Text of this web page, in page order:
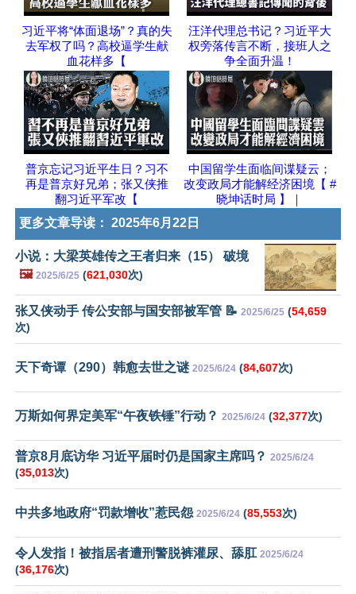
习近平将“体面退场”？真的失
去军权了吗？高校逼学生献
血花样多【
汪洋代理总书记？习近平大
权旁落传言不断，接班人之
争全面升温！
普京忘记习近平生日？习不
再是普京好兄弟；张又侠推
翻习近平军改【
中国留学生面临间谍疑云；
改变政局才能解经济困境【 #
晓坤话时局 】｜
更多文章导读： 2025年6月22日
小说：大梁英雄传之王者归来（15） 破境
🖼️ 2025/6/25 (621,030次)
张又侠动手 传公安部与国安部被军管 📝 2025/6/25 (54,659
次)
天下奇谭（290）韩愈去世之谜 2025/6/24 (84,607次)
万斯如何界定美军“午夜铁锤”行动？ 2025/6/24 (32,377次)
普京8月底访华 习近平届时仍是国家主席吗？ 2025/6/24
(35,013次)
中共多地政府“罚款增收”惹民怨 2025/6/24 (85,553次)
令人发指！被指居者遭刑警脱裤灌尿、舔肛 2025/6/24
(36,176次)